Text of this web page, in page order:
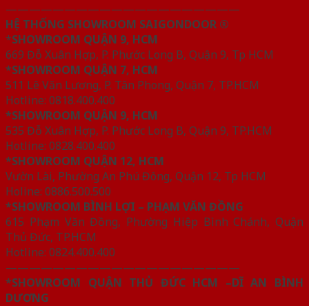
————————————————————
HỆ THỐNG SHOWROOM SAIGONDOOR ®
*SHOWROOM QUẬN 9, HCM
669 Đỗ Xuân Hợp, P. Phước Long B, Quận 9, Tp HCM
*SHOWROOM QUẬN 7, HCM
511 Lê Văn Lương, P. Tân Phong, Quận 7, TP.HCM
Hotline: 0818.400.400
*SHOWROOM QUẬN 9, HCM
535 Đỗ Xuân Hợp, P. Phước Long B, Quận 9, TP.HCM
Hotline: 0828.400.400
*SHOWROOM QUẬN 12, HCM
Vườn Lài, Phường An Phú Đông, Quận 12, Tp HCM
Holine: 0886.500.500
*SHOWROOM BÌNH LỢI – PHẠM VĂN ĐỒNG
615 Phạm Văn Đồng, Phường Hiệp Bình Chánh, Quận
Thủ Đức, TP.HCM
Hotline: 0824.400.400
————————————————————
*SHOWROOM QUẬN THỦ ĐỨC HCM –DĨ AN BÌNH
DƯƠNG